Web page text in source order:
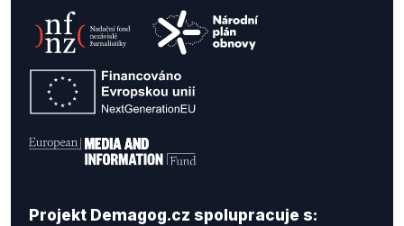
Projekt Demagog.cz spolupracuje s: